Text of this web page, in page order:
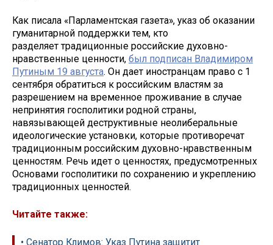
Как писала «Парламентская газета», указ об оказании
гуманитарной поддержки тем, кто
разделяет традиционные российские духовно-
нравственные ценности, был подписан Владимиром
Путиным 19 августа. Он дает иностранцам право с 1
сентября обратиться к российским властям за
разрешением на временное проживание в случае
непринятия госполитики родной страны,
навязывающей деструктивные неолиберальные
идеологические установки, которые противоречат
традиционным российским духовно-нравственным
ценностям. Речь идет о ценностях, предусмотренных
Основами госполитики по сохранению и укреплению
традиционных ценностей.
Читайте также:
• Сенатор Климов: Указ Путина защитит